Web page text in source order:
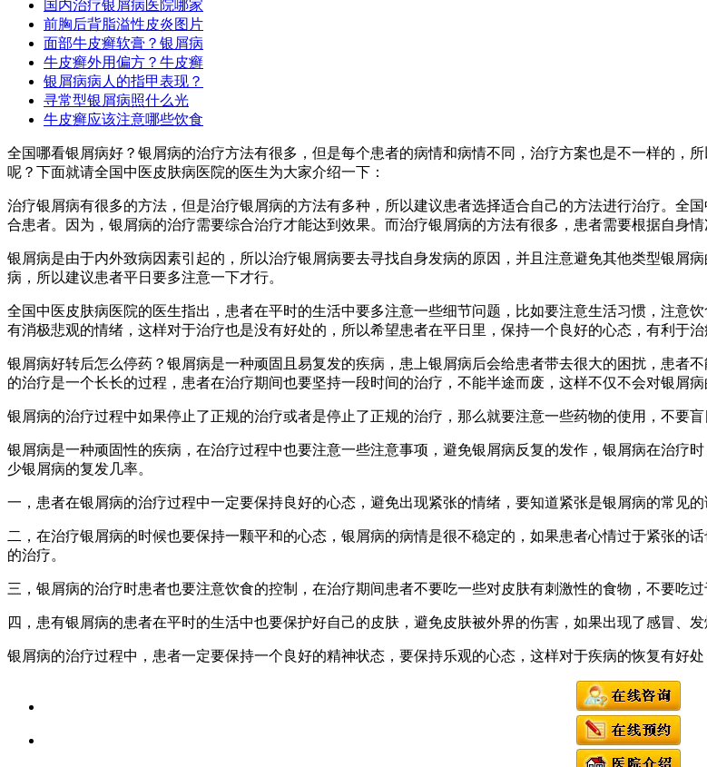
国内治疗银屑病医院哪家
前胸后背脂溢性皮炎图片
面部牛皮癣软膏？银屑病
牛皮癣外用偏方？牛皮癣
银屑病病人的指甲表现？
寻常型银屑病照什么光
牛皮癣应该注意哪些饮食
全国哪看银屑病好？银屑病的治疗方法有很多，但是每个患者的病情和病情不同，治疗方案也是不一样的，
呢？下面就请全国中医皮肤病医院的医生为大家介绍一下：
治疗银屑病有很多的方法，但是治疗银屑病的方法有多种，所以建议患者选择适合自己的方法进行治疗。全
合患者。因为，银屑病的治疗需要综合治疗才能达到效果。而治疗银屑病的方法有很多，患者需要根据自身
银屑病是由于内外致病因素引起的，所以治疗银屑病要去寻找自身发病的原因，并且注意避免其他类型银屑
病，所以建议患者平日要多注意一下才行。
全国中医皮肤病医院的医生指出，患者在平时的生活中要多注意一些细节问题，比如要注意生活习惯，注意
有消极悲观的情绪，这样对于治疗也是没有好处的，所以希望患者在平日里，保持一个良好的心态，有利于治
银屑病好转后怎么停药？银屑病是一种顽固且易复发的疾病，患上银屑病后会给患者带去很大的困扰，患者
的治疗是一个长长的过程，患者在治疗期间也要坚持一段时间的治疗，不能半途而废，这样不仅不会对银屑
银屑病的治疗过程中如果停止了正规的治疗或者是停止了正规的治疗，那么就要注意一些药物的使用，不要盲
银屑病是一种顽固性的疾病，在治疗过程中也要注意一些注意事项，避免银屑病反复的发作，银屑病在治疗
少银屑病的复发几率。
一，患者在银屑病的治疗过程中一定要保持良好的心态，避免出现紧张的情绪，要知道紧张是银屑病的常见
二，在治疗银屑病的时候也要保持一颗平和的心态，银屑病的病情是很不稳定的，如果患者心情过于紧张的
的治疗。
三，银屑病的治疗时患者也要注意饮食的控制，在治疗期间患者不要吃一些对皮肤有刺激性的食物，不要吃
四，患有银屑病的患者在平时的生活中也要保护好自己的皮肤，避免皮肤被外界的伤害，如果出现了感冒、
银屑病的治疗过程中，患者一定要保持一个良好的精神状态，要保持乐观的心态，这样对于疾病的恢复有好